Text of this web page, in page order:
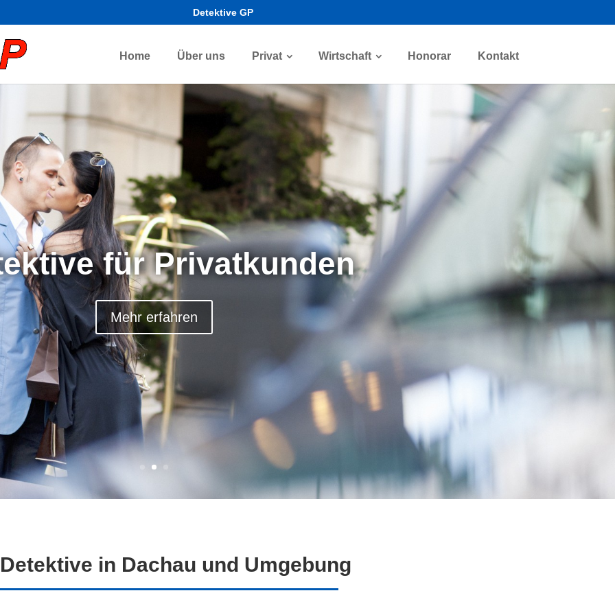
Detektive GP
Home Über uns Privat Wirtschaft Honorar Kontakt
für Privatkunden
Mehr erfahren
in Dachau und Umgebung